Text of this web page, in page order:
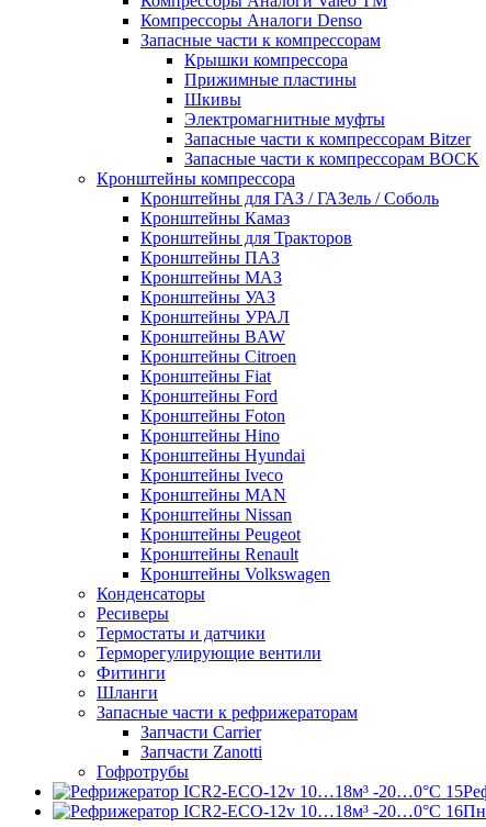
Компрессоры Аналоги Denso
Запасные части к компрессорам
Крышки компрессора
Прижимные пластины
Шкивы
Электромагнитные муфты
Запасные части к компрессорам Bitzer
Запасные части к компрессорам BOCK
Кронштейны компрессора
Кронштейны для ГАЗ / ГАЗель / Соболь
Кронштейны Камаз
Кронштейны для Тракторов
Кронштейны ПАЗ
Кронштейны МАЗ
Кронштейны УАЗ
Кронштейны УРАЛ
Кронштейны BAW
Кронштейны Citroen
Кронштейны Fiat
Кронштейны Ford
Кронштейны Foton
Кронштейны Hino
Кронштейны Hyundai
Кронштейны Iveco
Кронштейны MAN
Кронштейны Nissan
Кронштейны Peugeot
Кронштейны Renault
Кронштейны Volkswagen
Конденсаторы
Ресиверы
Термостаты и датчики
Терморегулирующие вентили
Фитинги
Шланги
Запасные части к рефрижераторам
Запчасти Carrier
Запчасти Zanotti
Гофротрубы